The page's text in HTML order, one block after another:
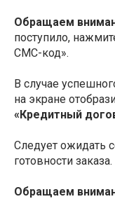
Обращаем
поступило,
СМС-код».
В случае
на экране
«Кредитный
Следует ожидать
готовности заказа.
Обращаем